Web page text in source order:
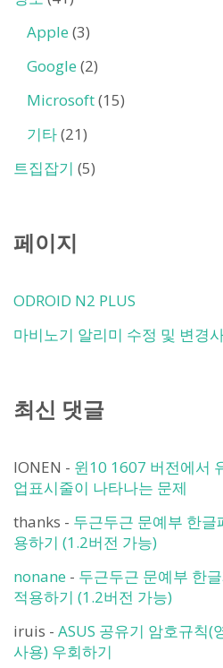
Apple (3)
Google (2)
Microsoft(15)
기타(21)
트집잡기 (5)
페이지
ODROID N2 PLUS
마비노기 알리미 수정 및 변경
최신 댓글
IONEN - 윈10 1607 버전에서
업표시줄이 나타나는 문제
thanks - 두근두근 문예부 한
용하기 (1.2버전 가능)
nonane - 두근두근 문예부 한
적용하기 (1.2버전 가능)
iruis - ASUS 공유기 암호규칙(
사용) 우회하기